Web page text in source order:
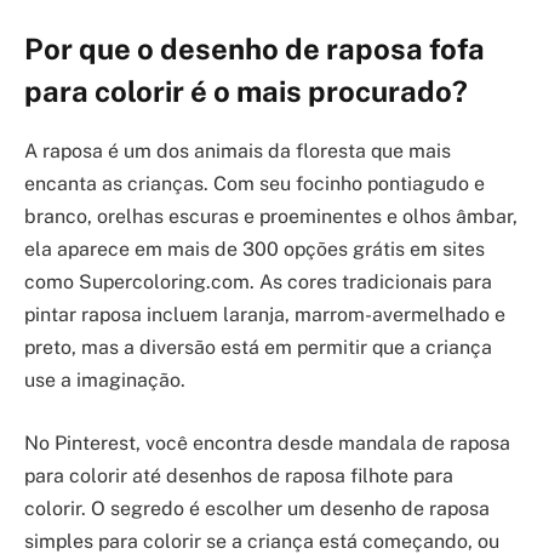
Por que o desenho de raposa fofa
para colorir é o mais procurado?
A raposa é um dos animais da floresta que mais
encanta as crianças. Com seu focinho pontiagudo e
branco, orelhas escuras e proeminentes e olhos âmbar,
ela aparece em mais de 300 opções grátis em sites
como Supercoloring.com. As cores tradicionais para
pintar raposa incluem laranja, marrom-avermelhado e
preto, mas a diversão está em permitir que a criança
use a imaginação.
No Pinterest, você encontra desde mandala de raposa
para colorir até desenhos de raposa filhote para
colorir. O segredo é escolher um desenho de raposa
simples para colorir se a criança está começando, ou